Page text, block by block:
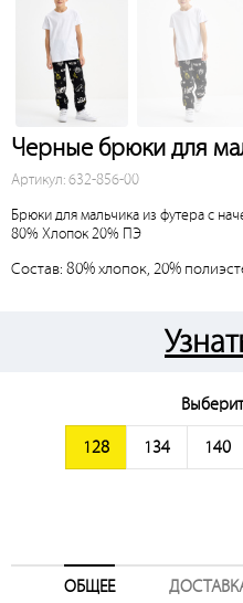
Черные брюки для
Артикул: 632-856-00
Брюки для мальчика из футера с
80% Хлопок 20% ПЭ
Состав: 80% хлопок, 20%
128 134 140
ОБЩЕЕ